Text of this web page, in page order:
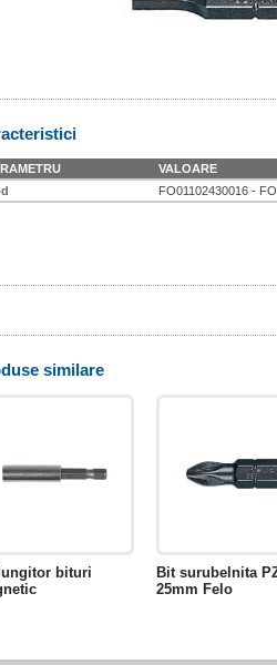
VALOARE
FO01102430016 -
similare
bituri
Bit surubelnita
25mm Felo